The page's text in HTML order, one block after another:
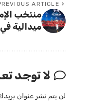
ARTICLE
ميدالية
لا توجد
لن يتم نشر عنوان